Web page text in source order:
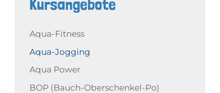
Kursangebote
Aqua-Fitness
Aqua-Jogging
Aqua Power
BOP (Bauch-Oberschenkel-Po)